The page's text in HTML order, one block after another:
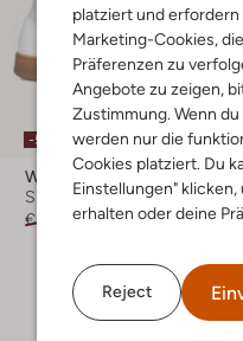
platziert und
Marketing-Cookies,
Präferenzen zu
Angebote zu zeigen,
Zustimmung. Wenn
werden nur die
Cookies platziert. Du
Einstellungen"
erhalten oder deine
Reject
-50%
Woolrich
Sneaker Low
€ 219,99 € 109,99